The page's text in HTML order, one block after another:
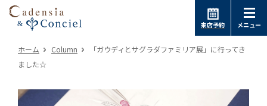
来店予約 メニュー
ホーム Column
「ガウディとサグラダファミリア展」に行ってき
ました☆